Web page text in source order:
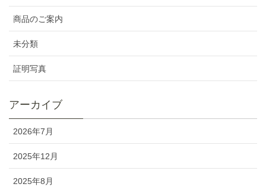
商品のご案内
未分類
証明写真
アーカイブ
2026年7月
2025年12月
2025年8月